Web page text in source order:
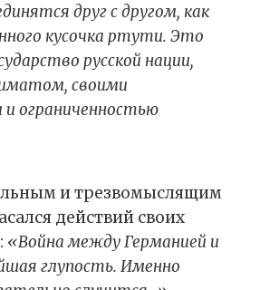
друг с другом, как
кусочка ртути. Это
русской нации,
своими
ограниченностью
и трезвомыслящим
действий своих
«Война между Германией и
глупость. Именно